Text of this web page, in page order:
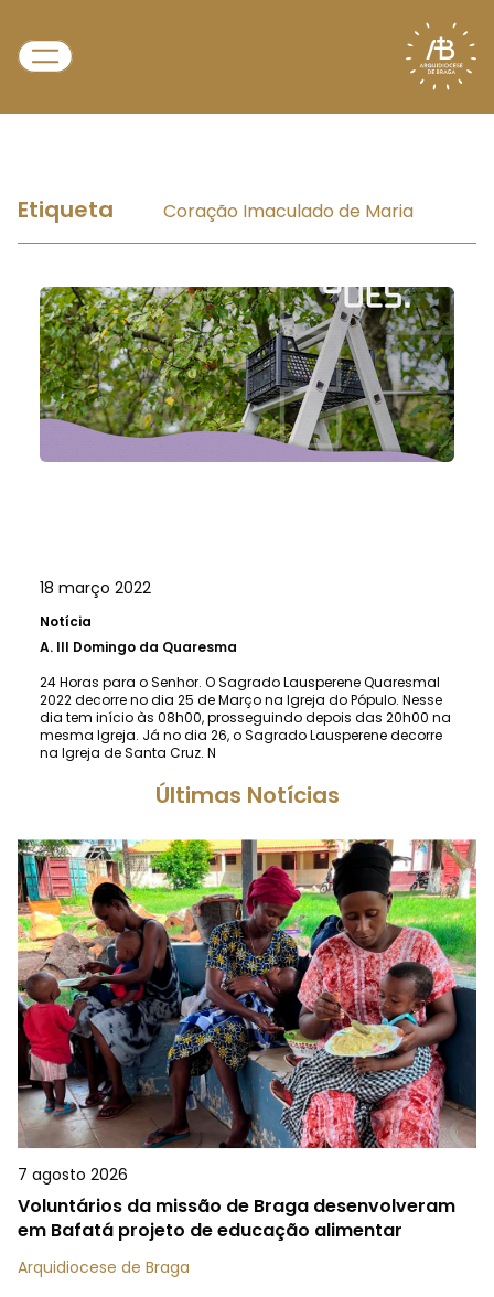
Etiqueta Coração Imaculado de Maria
18 março 2022
Notícia
A. III Domingo da Quaresma
24 Horas para o Senhor. O Sagrado Lausperene Quaresmal
2022 decorre no dia 25 de Março na Igreja do Pópulo. Nesse
dia tem início às 08h00, prosseguindo depois das 20h00 na
mesma Igreja. Já no dia 26, o Sagrado Lausperene decorre
na Igreja de Santa Cruz. N
Últimas Notícias
7 agosto 2026
Voluntários da missão de Braga desenvolveram
em Bafatá projeto de educação alimentar
Arquidiocese de Braga